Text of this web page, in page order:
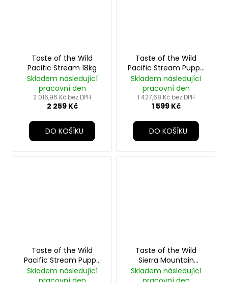
Taste of the Wild
Pacific Stream 18kg
Skladem následující
pracovní den
2 016,96 Kč bez DPH
2 259 Kč
DO KOŠÍKU
Taste of the Wild
Pacific Stream Puppy
12,2kg
Skladem následující
pracovní den
1 427,68 Kč bez DPH
1 599 Kč
DO KOŠÍKU
Taste of the Wild
Pacific Stream Puppy
2kg
Skladem následující
Taste of the Wild
Sierra Mountain
Canine 2kg
Skladem následující